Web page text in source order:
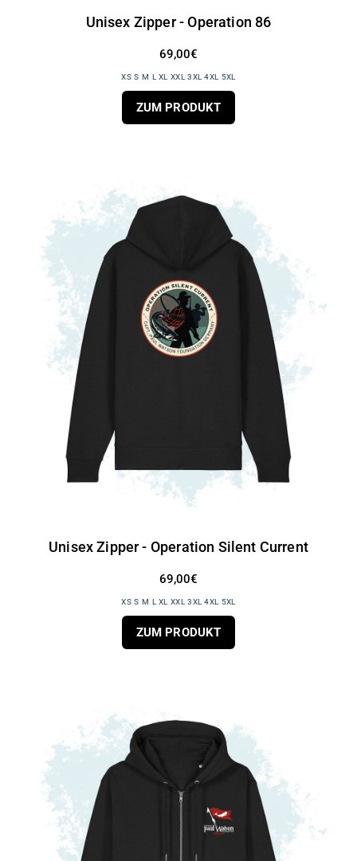
Unisex Zipper - Operation 86
69,00€
XS S M L XL XXL 3XL 4XL 5XL
ZUM PRODUKT
Unisex Zipper - Operation Silent Current
69,00€
XS S M L XL XXL 3XL 4XL 5XL
ZUM PRODUKT